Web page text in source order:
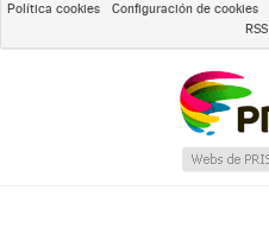
Política cookies
Configuración de cookies
RSS